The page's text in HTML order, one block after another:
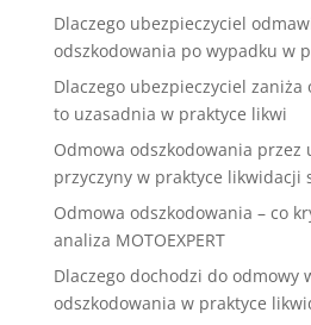
Dlaczego ubezpieczyciel
odszkodowania po wypadku w
Dlaczego ubezpieczyciel
to uzasadnia w praktyce likwi
Odmowa odszkodowania przez
przyczyny w praktyce likwidacji
Odmowa odszkodowania – co
analiza MOTOEXPERT
Dlaczego dochodzi do odmowy
odszkodowania w praktyce